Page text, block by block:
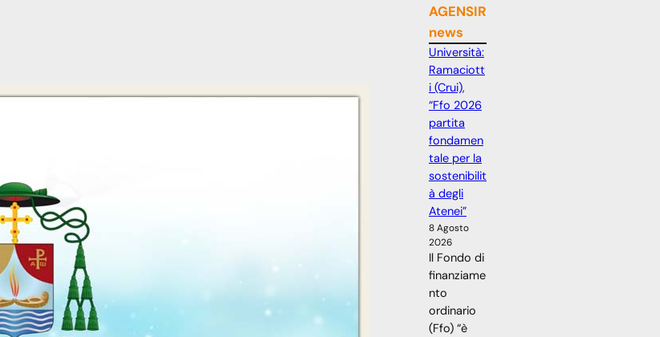
AGENSIR
news
Università:
Ramaciott
i (Crui),
“Ffo 2026
partita
fondamen
tale per la
sostenibilit
à degli
Atenei”
8 Agosto
2026
Il Fondo di
finanziame
nto
ordinario
(Ffo) “è